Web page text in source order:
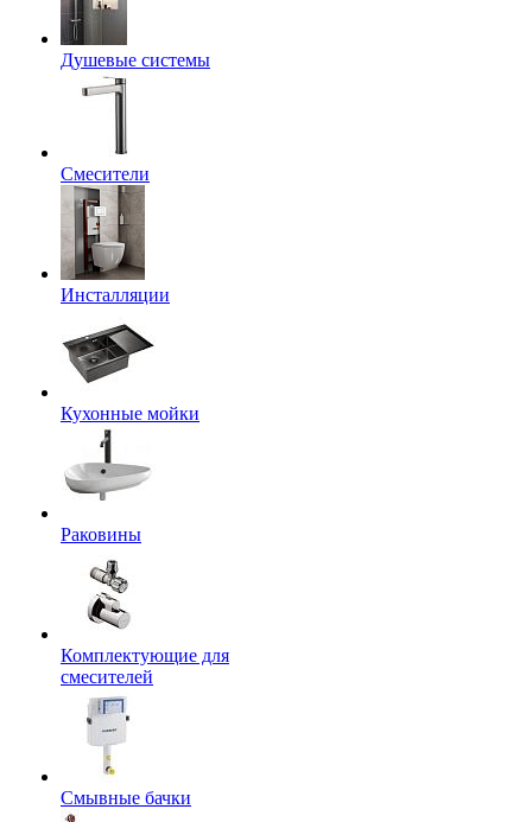
Душевые системы
Смесители
Инсталляции
Кухонные мойки
Раковины
Комплектующие для
смесителей
Смывные бачки